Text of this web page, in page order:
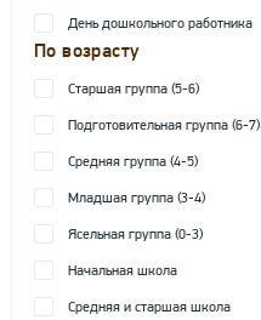
День дошкольного работника
По возрасту
Старшая группа (5-6)
Подготовительная группа (6-7)
Средняя группа (4-5)
Младшая группа (3-4)
Ясельная группа (0-3)
Начальная школа
Средняя и старшая школа